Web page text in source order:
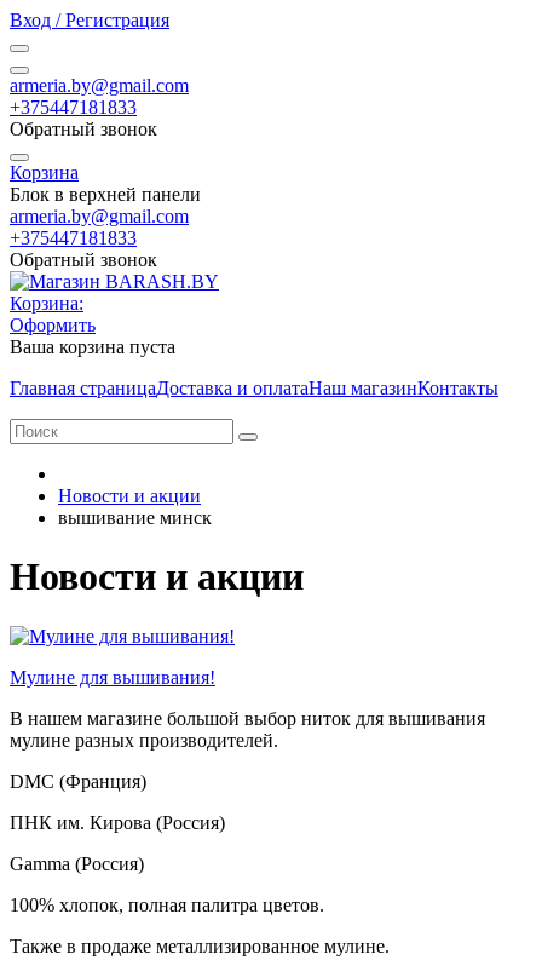
Вход / Регистрация
armeria.by@gmail.com
+375447181833
Обратный звонок
Корзина
Блок в верхней панели
armeria.by@gmail.com
+375447181833
Обратный звонок
Корзина:
Оформить
Ваша корзина пуста
Главная страницаДоставка и оплатаНаш магазинКонтакты
Новости и акции
вышивание минск
Новости и акции
Мулине для вышивания!
В нашем магазине большой выбор ниток для вышивания
мулине разных производителей.
DMC (Франция)
ПНК им. Кирова (Россия)
Gamma (Россия)
100% хлопок, полная палитра цветов.
Также в продаже металлизированное мулине.